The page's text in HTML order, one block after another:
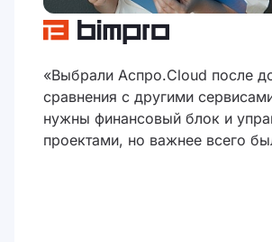
«Выбрали Аспро.Cloud после
сравнения с другими
нужны финансовый блок и
проектами, но важнее всего